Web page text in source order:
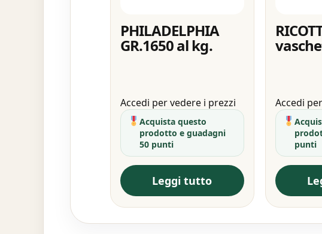
PHILADELPHIA
GR.1650 al kg.
Accedi per vedere i prezzi
Acquista questo
prodotto e guadagni
50 punti
Leggi tutto
Accedi
punti